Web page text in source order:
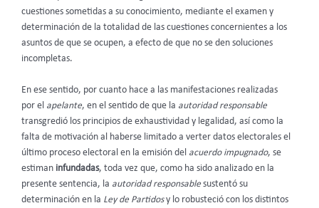
cuestiones sometidas a su conocimiento, mediante el examen y
determinación de la totalidad de las cuestiones concernientes a los
asuntos de que se ocupen, a efecto de que no se den soluciones
incompletas.
En ese sentido, por cuanto hace a las manifestaciones realizadas
por el apelante, en el sentido de que la autoridad responsable
transgredió los principios de exhaustividad y legalidad, así como la
falta de motivación al haberse limitado a verter datos electorales el
último proceso electoral en la emisión del acuerdo impugnado, se
estiman infundadas, toda vez que, como ha sido analizado en la
presente sentencia, la autoridad responsablesustentó su
determinación en la Ley de Partidosy lo robusteció con los distintos